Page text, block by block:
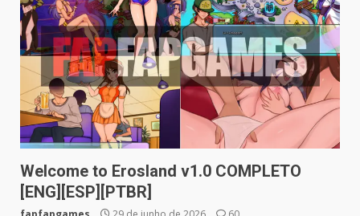
Welcome to Erosland v1.0 COMPLETO
[ENG][ESP][PTBR]